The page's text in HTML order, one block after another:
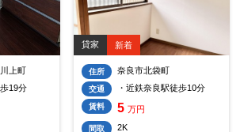
上町
19分
貸家 新着
住所 奈良市北袋町
交通 ・近鉄奈良駅徒歩10分
賃料 5 万円
間取 2K